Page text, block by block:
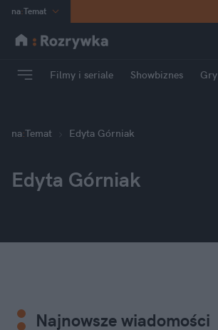
na:Temat
INN Poland
mama
Rozrywka
Filmy i seriale Showbiznes Gry
na:Temat Edyta Górniak
Edyta Górniak
Najnowsze wiadomości